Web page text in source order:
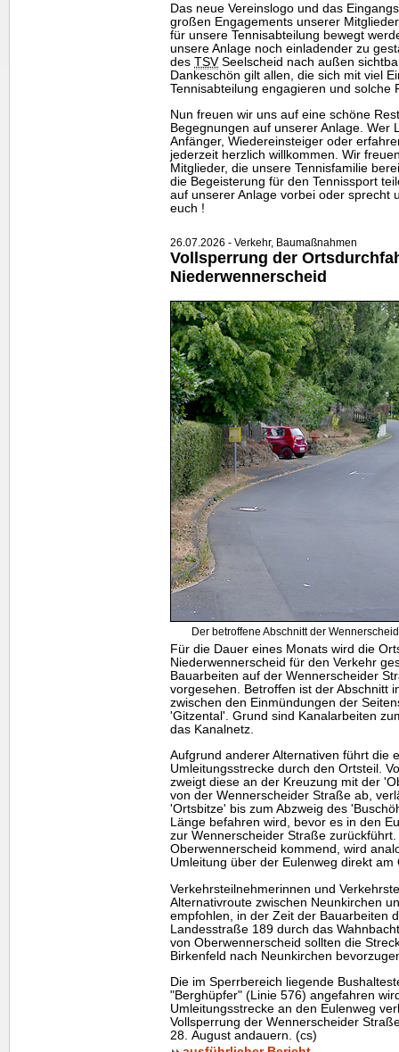
Das neue Vereinslogo und das
großen Engagements unserer
für unsere Tennisabteilung bewegt
unsere Anlage noch einladender zu
des TSVSeelscheid nach außen
Dankeschön gilt allen, die sich mit viel
Tennisabteilung engagieren und solche
Nun freuen wir uns auf eine schöne
Begegnungen auf unserer Anlage. Wer
Anfänger, Wiedereinsteiger oder
jederzeit herzlich willkommen. Wir
Mitglieder, die unsere Tennisfamilie
die Begeisterung für den Tennissport
auf unserer Anlage vorbei oder sprecht
euch !
26.07.2026 - Verkehr, Baumaßnahmen
Vollsperrung der
Niederwennerscheid
Der betroffene Abschnitt der
Für die Dauer eines Monats wird die
Niederwennerscheid für den Verkehr
Bauarbeiten auf der Wennerscheider
vorgesehen. Betroffen ist der Abschnitt
zwischen den Einmündungen der
'Gitzental'. Grund sind Kanalarbeiten
das Kanalnetz.
Aufgrund anderer Alternativen führt die
Umleitungsstrecke durch den Ortsteil.
zweigt diese an der Kreuzung mit der
von der Wennerscheider Straße ab,
'Ortsbitze' bis zum Abzweig des
Länge befahren wird, bevor es in den
zur Wennerscheider Straße
Oberwennerscheid kommend, wird
Umleitung über der Eulenweg direkt
Verkehrsteilnehmerinnen und
Alternativroute zwischen Neunkirchen
empfohlen, in der Zeit der Bauarbeiten
Landesstraße 189 durch das
von Oberwennerscheid sollten die
Birkenfeld nach Neunkirchen
Die im Sperrbereich liegende
"Berghüpfer" (Linie 576) angefahren
Umleitungsstrecke an den Eulenweg
Vollsperrung der Wennerscheider
28. August andauern. (cs)